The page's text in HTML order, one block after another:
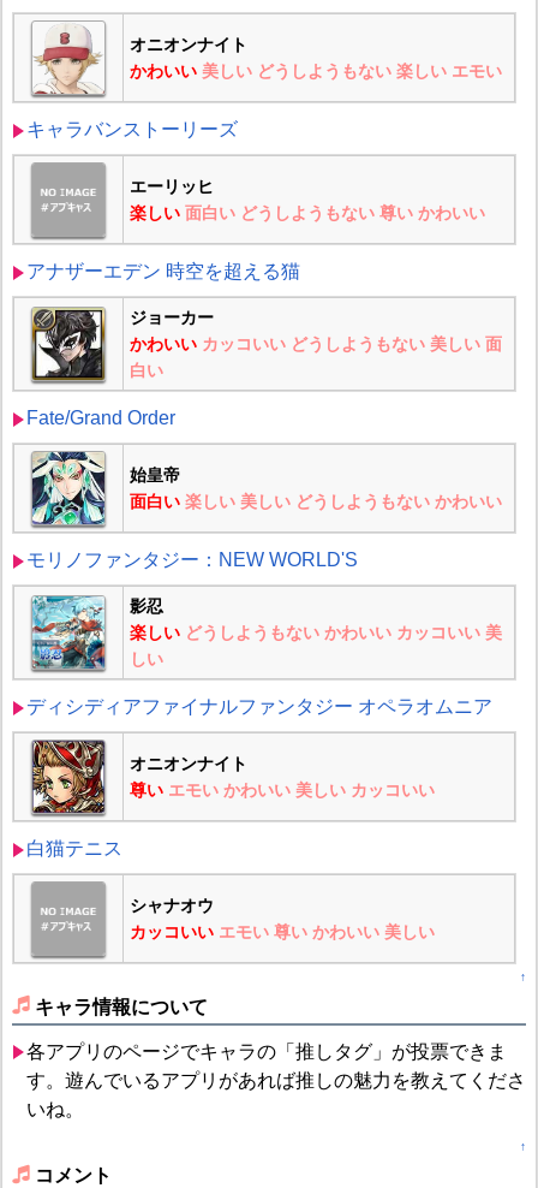
オニオンナイト
かわいい 美しい どうしようもない 楽しい エモい
キャラバンストーリーズ
エーリッヒ
楽しい 面白い どうしようもない 尊い かわいい
アナザーエデン 時空を超える猫
ジョーカー
かわいい カッコいい どうしようもない 美しい 面
白い
Fate/Grand Order
始皇帝
面白い 楽しい 美しい どうしようもない かわいい
モリノファンタジー：NEW WORLD'S
影忍
楽しい どうしようもない かわいい カッコいい 美
しい
ディシディアファイナルファンタジー オペラオムニア
オニオンナイト
尊い エモい かわいい 美しい カッコいい
白猫テニス
シャナオウ
カッコいい エモい 尊い かわいい 美しい
↑
キャラ情報について
各アプリのページでキャラの「推しタグ」が投票できま
す。遊んでいるアプリがあれば推しの魅力を教えてくださ
いね。
↑
コメント